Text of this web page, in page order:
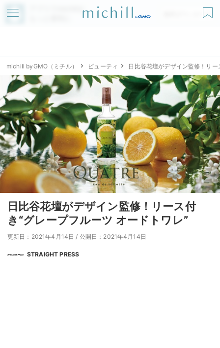
アプリでmichillが
無料ダウンロード
michill byGMO（ミチル） ビューティ 日比谷花壇がデザイン監修！リ
日比谷花壇がデザイン監修！リース付
き“グレープフルーツ オードトワレ”
更新日：2021年4月14日 / 公開日：2021年4月14日
STRAIGHT PRESS